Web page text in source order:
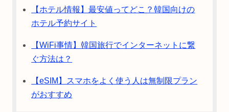
【ホテル情報】最安値ってどこ？韓国向けの
ホテル予約サイト
【WiFi事情】韓国旅行でインターネットに繋
ぐ方法は？
【eSIM】スマホをよく使う人は無制限プラン
がおすすめ